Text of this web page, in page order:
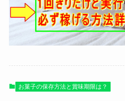
お菓子の保存方法と賞味期限は？